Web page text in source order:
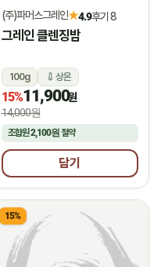
(주)파머스그레인★4.9후기 8
그레인 클렌징밤
100g 상온
15%11,900원
14,000원
조합원2,100원절약
담기
15%